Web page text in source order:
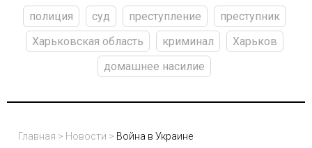
полиция суд преступление
преступник
Харьковская область
криминал
Харьков
домашнее насилие
Главная > Новости > Война в Украине